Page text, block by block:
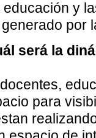
y
por
será la
para